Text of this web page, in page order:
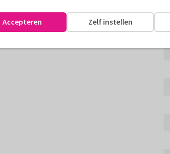
Zelf instellen
Accepteren